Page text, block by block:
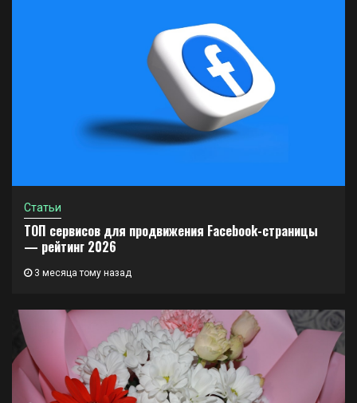
Статьи
ТОП сервисов для продвижения Facebook-страницы
— рейтинг 2026
3 месяца тому назад